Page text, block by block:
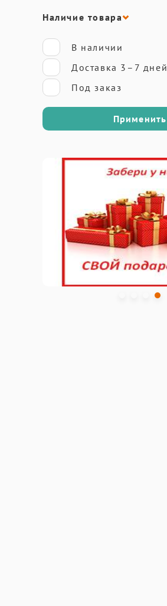
Наличие товара
В наличии
Доставка 3–7 дней
Под заказ
Применить